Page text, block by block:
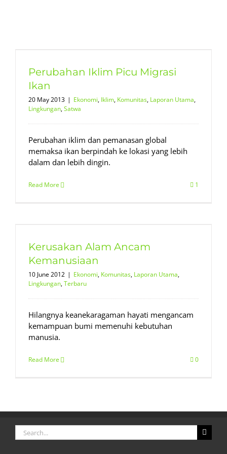
Perubahan Iklim Picu Migrasi
Ikan
20 May 2013 | Ekonomi, Iklim, Komunitas, Laporan Utama,
Lingkungan,Satwa
Perubahan iklim dan pemanasan global
memaksa ikan berpindah ke lokasi yang lebih
dalam dan lebih dingin.
Read More 1
Kerusakan Alam Ancam
Kemanusiaan
10 June 2012 | Ekonomi, Komunitas, Laporan Utama,
Lingkungan,Terbaru
Hilangnya keanekaragaman hayati mengancam
kemampuan bumi memenuhi kebutuhan
manusia.
Read More 0
Search
for: